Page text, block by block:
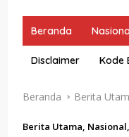
Beranda
Disclaimer Kode
Beranda Berita
Berita Utama, Nasional,